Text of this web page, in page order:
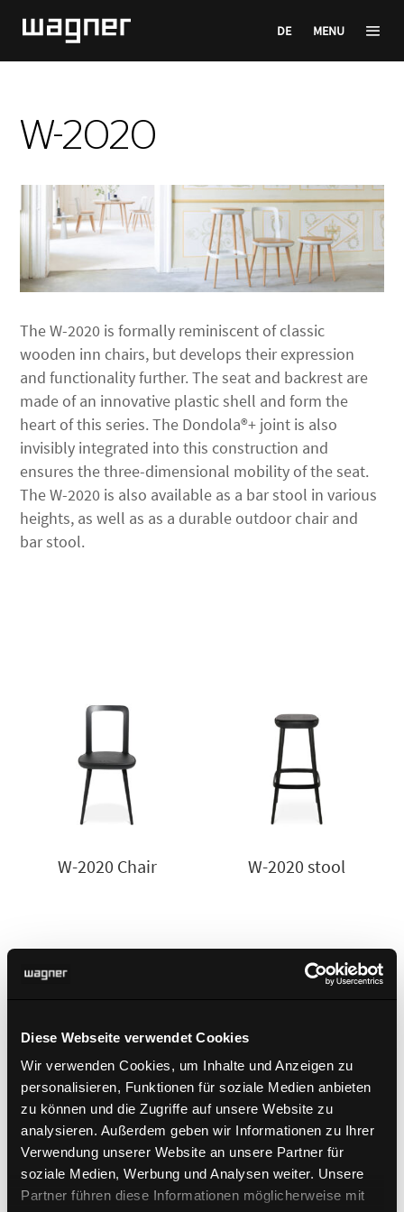
Diese Webseite verwendet Cookies
Wir verwenden Cookies, um Inhalte und Anzeigen zu
personalisieren, Funktionen für soziale Medien anbieten
zu können und die Zugriffe auf unsere Website zu
analysieren. Außerdem geben wir Informationen zu Ihrer
Verwendung unserer Website an unsere Partner für
soziale Medien, Werbung und Analysen weiter. Unsere
Partner führen diese Informationen möglicherweise mit
DE MENU
W-2020
The W-2020 is formally reminiscent of classic
wooden inn chairs, but develops their expression
and functionality further. The seat and backrest are
made of an innovative plastic shell and form the
heart of this series. The Dondola®+ joint is also
invisibly integrated into this construction and
ensures the three-dimensional mobility of the seat.
The W-2020 is also available as a bar stool in various
heights, as well as as a durable outdoor chair and
bar stool.
W-2020 Chair W-2020 stool
W-2020 stool M W-2020 stool S